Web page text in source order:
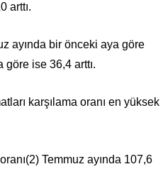
arttı.
ayında bir önceki aya göre
göre ise 36,4 arttı.
karşılama oranı en yüksek
(2) Temmuz ayında 107,6